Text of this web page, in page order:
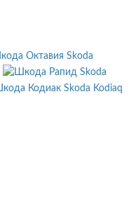
Skoda
Skoda
Skoda Kodiaq